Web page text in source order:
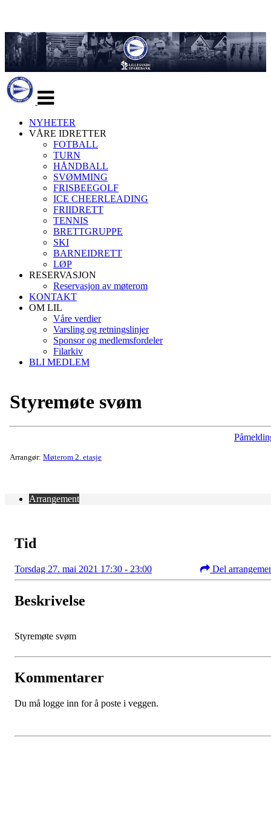
navigasjon
NYHETER
VÅRE IDRETTER
FOTBALL
TURN
HÅNDBALL
SVØMMING
FRISBEEGOLF
ICE CHEERLEADING
FRIIDRETT
TENNIS
BRETTGRUPPE
SKI
BARNEIDRETT
LØP
RESERVASJON
Reservasjon av møterom
KONTAKT
OM LIL
Våre verdier
Varsling og retningslinjer
Sponsor og medlemsfordeler
Filarkiv
BLI MEDLEM
Styremøte svøm
Arrangør: Møterom 2. etasje
Arrangement
Tid
Torsdag 27. mai 2021 17:30 - 23:00 Del
Beskrivelse
Styremøte svøm
Kommentarer
Du må logge inn for å poste i veggen.